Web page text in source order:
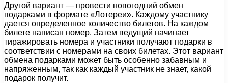
Другой вариант — провести новогодний обмен
подарками в формате «Лотереи». Каждому участнику
дается определенное количество билетов. На каждом
билете написан номер. Затем ведущий начинает
тиражировать номера и участники получают подарки в
соответствии с номерами на своих билетах. Этот вариант
обмена подарками может быть особенно забавным и
напряженным, так как каждый участник не знает, какой
подарок получит.